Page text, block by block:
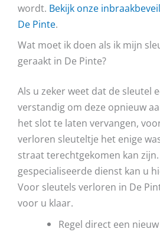
wordt. Bekijk onze
De Pinte.
Wat moet ik doen als ik mijn
geraakt in De Pinte?
Als u zeker weet dat de sleutel
verstandig om deze opnieuw
het slot te laten vervangen,
verloren sleuteltje het enige
straat terechtgekomen kan zijn.
gespecialiseerde dienst kan u
Voor sleutels verloren in De
voor u klaar.
Regel direct een